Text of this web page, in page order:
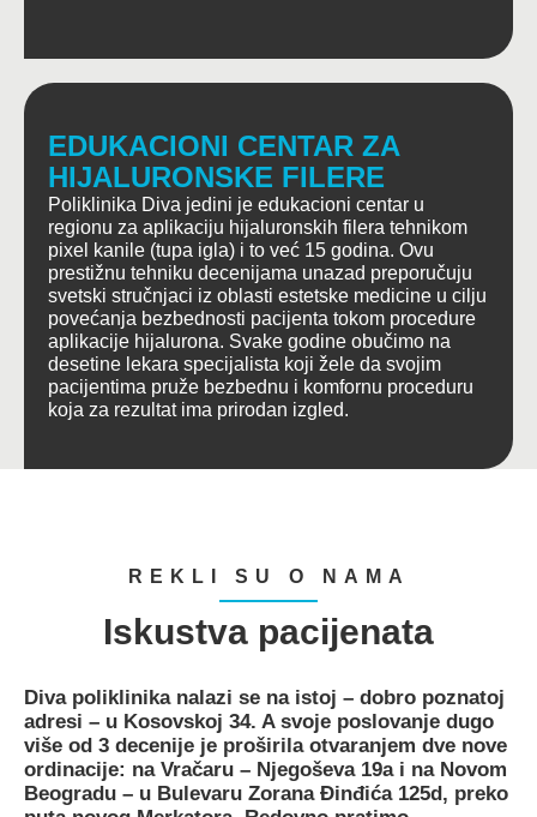
EDUKACIONI CENTAR ZA
HIJALURONSKE FILERE
Poliklinika Diva jedini je edukacioni centar u
regionu za aplikaciju hijaluronskih filera tehnikom
pixel kanile (tupa igla) i to već 15 godina. Ovu
prestižnu tehniku decenijama unazad preporučuju
svetski stručnjaci iz oblasti estetske medicine u cilju
povećanja bezbednosti pacijenta tokom procedure
aplikacije hijalurona. Svake godine obučimo na
desetine lekara specijalista koji žele da svojim
pacijentima pruže bezbednu i komfornu proceduru
koja za rezultat ima prirodan izgled.
REKLI SU O NAMA
Iskustva pacijenata
Diva poliklinika nalazi se na istoj – dobro poznatoj
adresi – u Kosovskoj 34. A svoje poslovanje dugo
više od 3 decenije je proširila otvaranjem dve nove
ordinacije: na Vračaru – Njegoševa 19ai na Novom
Beogradu – u Bulevaru Zorana Đinđića 125d, preko